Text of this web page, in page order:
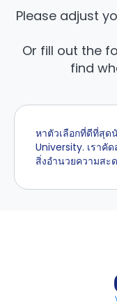
Please adjust
Or fill out the
find
หาตัวเลือกที่ดีที่สุด
University. เราคั
สิ่งอำนวยความสะ